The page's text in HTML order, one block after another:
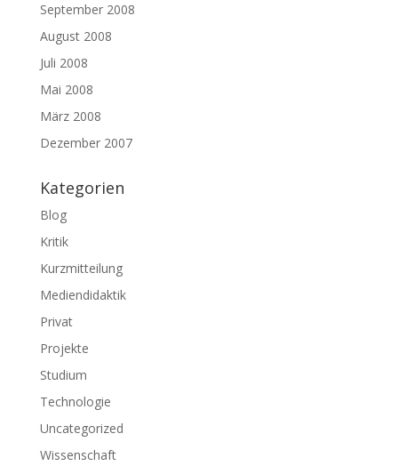
September 2008
August 2008
Juli 2008
Mai 2008
März 2008
Dezember 2007
Kategorien
Blog
Kritik
Kurzmitteilung
Mediendidaktik
Privat
Projekte
Studium
Technologie
Uncategorized
Wissenschaft